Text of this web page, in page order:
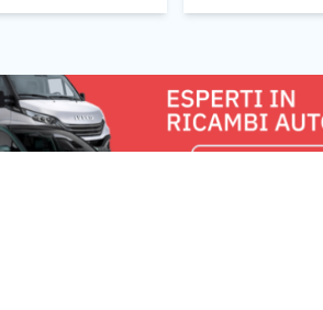
maturato in un
prime